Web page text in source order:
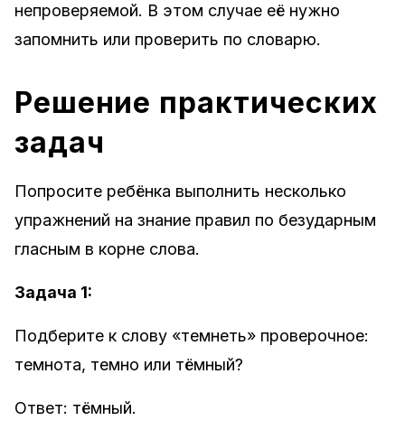
непроверяемой. В этом случае её нужно
запомнить или проверить по словарю.
Решение практических
задач
Попросите ребёнка выполнить несколько
упражнений на знание правил по безударным
гласным в корне слова.
Задача 1:
Подберите к слову «темнеть» проверочное:
темнота, темно или тёмный?
Ответ: тёмный.